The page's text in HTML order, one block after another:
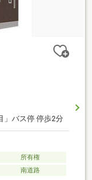
」バス停 停歩2分
所有権
南道路